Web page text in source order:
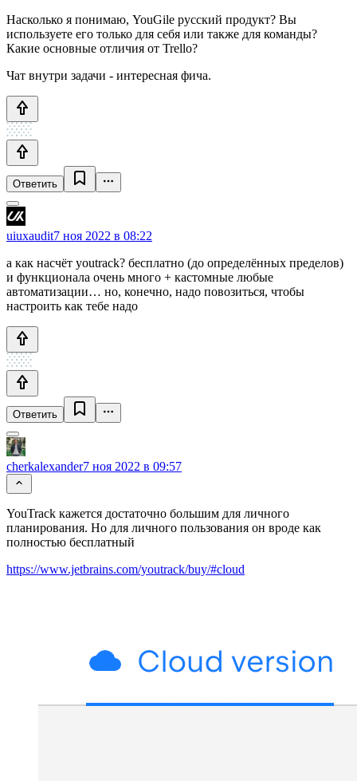
Насколько я понимаю, YouGile русский продукт? Вы
используете его только для себя или также для команды?
Какие основные отличия от Trello?
Чат внутри задачи - интересная фича.
Ответить
uiuxaudit7 ноя 2022 в 08:22
а как насчёт youtrack? бесплатно (до определённых пределов)
и функционала очень много + кастомные любые
автоматизации… но, конечно, надо повозиться, чтобы
настроить как тебе надо
Ответить
cherkalexander7 ноя 2022 в 09:57
YouTrack кажется достаточно большим для личного
планирования. Но для личного пользования он вроде как
полностью бесплатный
https://www.jetbrains.com/youtrack/buy/#cloud